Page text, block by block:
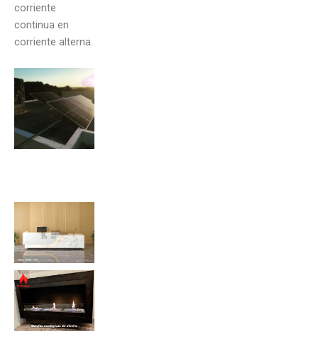
corriente
continua en
corriente alterna.